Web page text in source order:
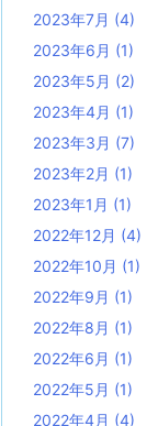
2023年7月 (4)
2023年6月 (1)
2023年5月 (2)
2023年4月 (1)
2023年3月 (7)
2023年2月 (1)
2023年1月 (1)
2022年12月 (4)
2022年10月 (1)
2022年9月 (1)
2022年8月 (1)
2022年6月 (1)
2022年5月 (1)
2022年4月 (4)